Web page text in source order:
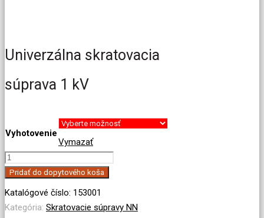
Univerzálna skratovacia
súprava 1 kV
Vyhotovenie
Vymazať
množstvo
Univerzálna
súprava
Pridať do dopytového koša
Katalógové číslo: 153001
Kategória: Skratovacie súpravy NN